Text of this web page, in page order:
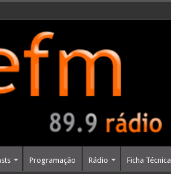
Programação Rádio Ficha Técnica